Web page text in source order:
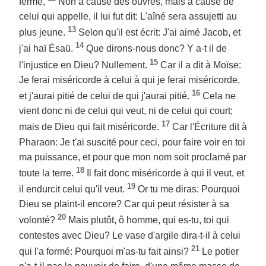
celui qui appelle, il lui fut dit: L'aîné sera assujetti au
plus jeune. 13 Selon qu'il est écrit: J'ai aimé Jacob, et
j'ai haï Ésaü. 14 Que dirons-nous donc? Y a-t il de
l'injustice en Dieu? Nullement. 15 Car il a dit à Moïse:
Je ferai miséricorde à celui à qui je ferai miséricorde,
et j'aurai pitié de celui de qui j'aurai pitié. 16 Cela ne
vient donc ni de celui qui veut, ni de celui qui court;
mais de Dieu qui fait miséricorde. 17 Car l'Écriture dit à
Pharaon: Je t'ai suscité pour ceci, pour faire voir en toi
ma puissance, et pour que mon nom soit proclamé par
toute la terre. 18
Il fait donc miséricorde à qui il veut, et
il endurcit celui qu'il veut. 19 Or tu me diras: Pourquoi
Dieu se plaint-il encore? Car qui peut résister à sa
volonté? 20 Mais plutôt, ô homme, qui es-tu, toi qui
contestes avec Dieu? Le vase d'argile dira-t-il à celui
qui l'a formé: Pourquoi m'as-tu fait ainsi? 21 Le potier